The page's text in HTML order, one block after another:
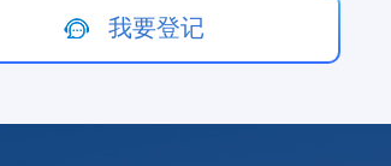
我要登记